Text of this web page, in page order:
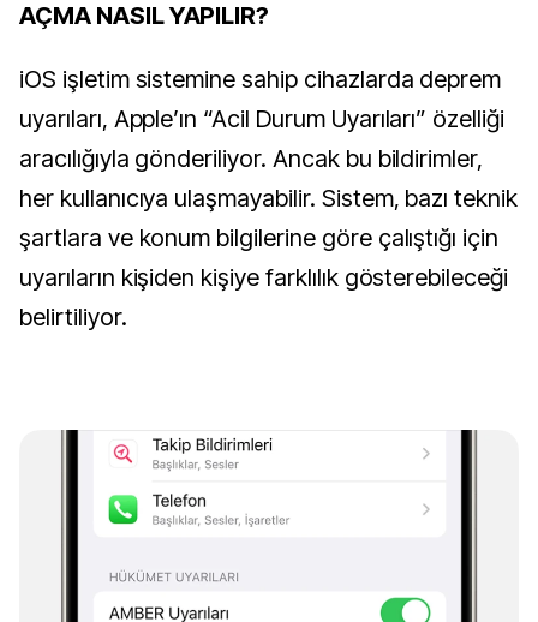
AÇMA NASIL YAPILIR?
iOS işletim sistemine sahip cihazlarda deprem
uyarıları, Apple’ın “Acil Durum Uyarıları” özelliği
aracılığıyla gönderiliyor. Ancak bu bildirimler,
her kullanıcıya ulaşmayabilir. Sistem, bazı teknik
şartlara ve konum bilgilerine göre çalıştığı için
uyarıların kişiden kişiye farklılık gösterebileceği
belirtiliyor.